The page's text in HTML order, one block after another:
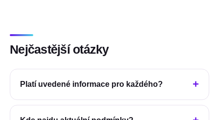
Nejčastější otázky
Platí uvedené informace pro každého?